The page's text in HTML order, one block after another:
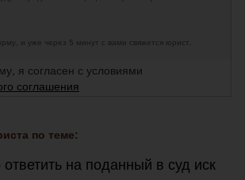
и уже через 5 минут с вами свяжется юрист.
я согласен с условиями
соглашения
по теме:
на поданный в суд иск